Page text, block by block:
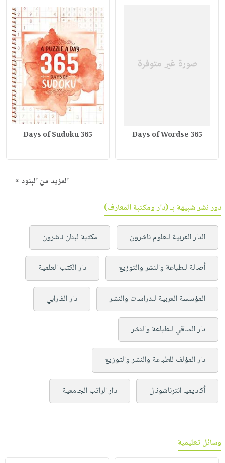
365 Days of Wordse
365 Days of Sudoku
المزيد من البنود »
دور نشر شبيهة بـ (دار ومكتبة المعارف)
الدار العربية للعلوم ناشرون مكتبة لبنان ناشرون
أصالة للطباعة والنشر والتوزيع دار الكتب العلمية
المؤسسة العربية للدراسات والنشر دار الفارابي
دار الساقي للطباعة والنشر
دار المؤلف للطباعة والنشر والتوزيع
أكاديميا انترناشونال دار الراتب الجامعية
وسائل تعليمية